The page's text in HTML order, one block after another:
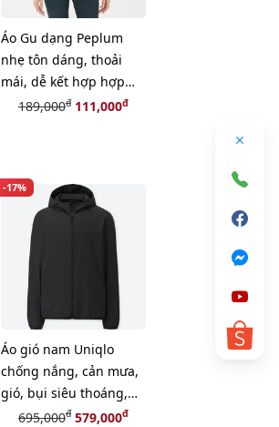
Áo Gu dạng Peplum
nhẹ tôn dáng, thoải
mái, dễ kết hợp hợp
đồ, ORANGE, size M
189,000đ111,000đ
-17%
Áo gió nam Uniqlo
chống nắng, cản mưa,
gió, bụi siêu thoáng,
#Black size S
695,000đ579,000đ